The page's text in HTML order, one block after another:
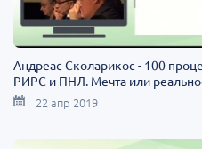
Андреас Сколарикос - 100
РИРС и ПНЛ. Мечта или
22 апр 2019